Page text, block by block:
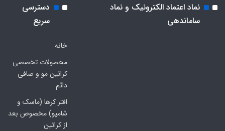
نماد اعتماد الکترونیک و نماد
ساماندهی
دسترسی
سریع
خانه
محصولات تخصصی
کراتین مو و صافی
دائم
افتر کرها (ماسک و
شامپو) مخصوص بعد
از کراتین